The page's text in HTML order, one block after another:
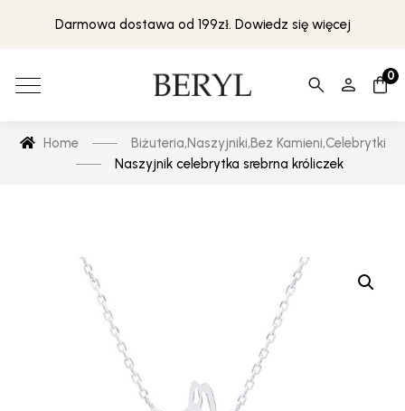
Darmowa dostawa od 199zł. Dowiedz się więcej
0
Home Biżuteria,Naszyjniki,Bez Kamieni,Celebrytki
Naszyjnik celebrytka srebrna króliczek